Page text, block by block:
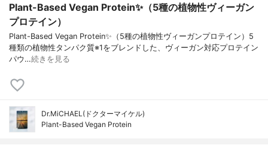
Plant-Based Vegan Protein✨（5種の植物性ヴィーガン
プロテイン）
Plant-Based Vegan Protein✨（5種の植物性ヴィーガンプロテイン）5
種類の植物性タンパク質※1をブレンドした、ヴィーガン対応プロテイン
パウ…続きを見る
Dr.MiCHAEL(ドクターマイケル)
Plant-Based Vegan Protein